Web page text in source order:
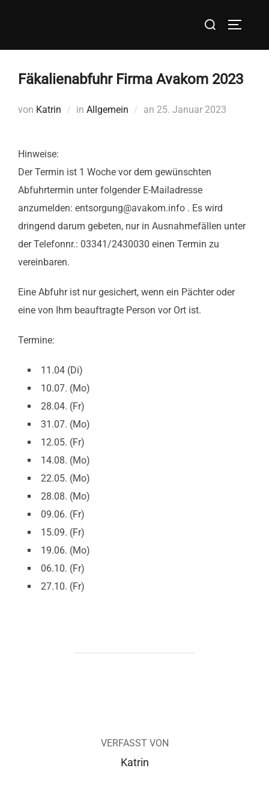
Suchen
Fäkalienabfuhr Firma Avakom 2023
von Katrin in Allgemein an Veröffentlicht
25. Januar 2023
Hinweise:
Der Termin ist 1 Woche vor dem gewünschten
Abfuhrtermin unter folgender E-Mailadresse
anzumelden: entsorgung@avakom.info . Es wird
dringend darum gebeten, nur in Ausnahmefällen unter
der Telefonnr.: 03341/2430030 einen Termin zu
vereinbaren.
Eine Abfuhr ist nur gesichert, wenn ein Pächter oder
eine von Ihm beauftragte Person vor Ort ist.
Termine:
11.04 (Di)
10.07. (Mo)
28.04. (Fr)
31.07. (Mo)
12.05. (Fr)
14.08. (Mo)
22.05. (Mo)
28.08. (Mo)
09.06. (Fr)
15.09. (Fr)
19.06. (Mo)
06.10. (Fr)
27.10. (Fr)
VERFASST VON
Katrin